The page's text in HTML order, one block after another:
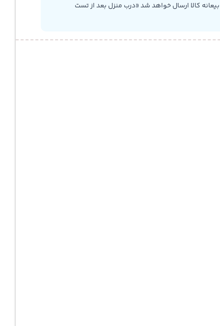
کالا ارسال خواهد شد «درب منزل بعد از تست